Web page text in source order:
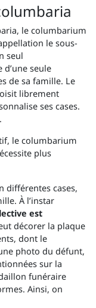
le columbarium
le sous-
seul
seule
de sa famille. Le
librement
ses cases.
le columbarium
plus
différentes cases,
À l’instar
est
décorer la plaque
dont le
photo du défunt,
sur la
funéraire
Ainsi, on